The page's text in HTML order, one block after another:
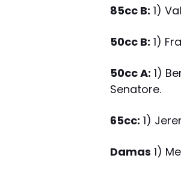
85cc B: 1)
50cc B: 1)
50cc A: 1)
Senatore.
65cc: 1)
Damas 1)